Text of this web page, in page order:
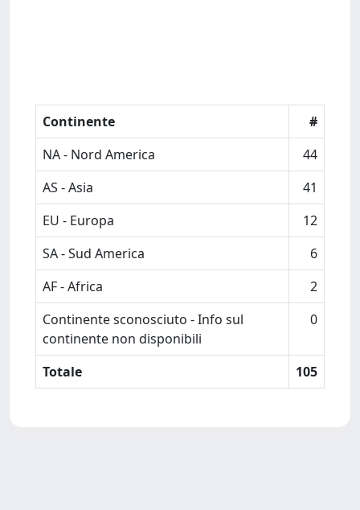
Continente
#
NA - Nord America
44
AS - Asia
41
EU - Europa
12
SA - Sud America
6
AF - Africa
2
Continente sconosciuto - Info sul
continente non disponibili
0
Totale 105